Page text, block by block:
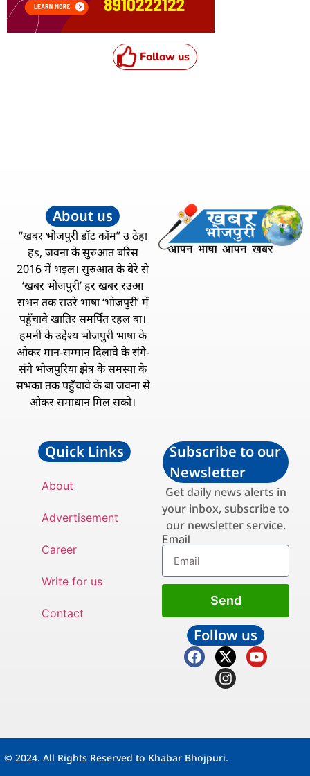
Follow us
About us
“खबर भोजपुरी डॉट कॉम” उ ठेहा
हs, जवना के सुरुआत बरिस
2016 में भइल। सुरुआत के बेरे से
‘खबर भोजपुरी’ हर खबर रउआ
सभन तक राउरे भाषा ‘भोजपुरी’ में
पहुँचावे खातिर समर्पित रहल बा।
हमनी के उद्देश्य भोजपुरी भाषा के
ओकर मान-सम्मान दिलावे के संगे-
संगे भोजपुरिया झेत्र के समस्या के
सभका तक पहुँचावे के बा जवना से
ओकर समाधान मिल सको।
Quick Links
About
Advertisement
Career
Write for us
Contact
Subscribe to our
Newsletter
Get daily news alerts in
your inbox, subscribe to
our newsletter service.
Email
Send
Follow us
© 2024. All Rights Reserved to Khabar Bhojpuri.